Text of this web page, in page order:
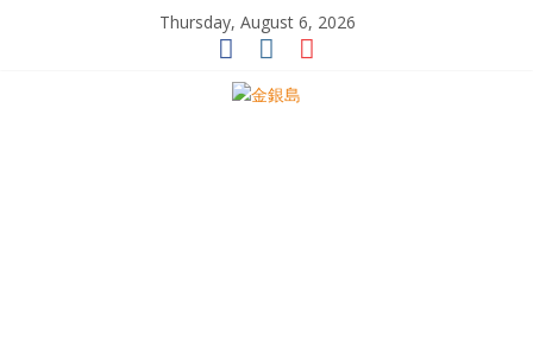
Thursday, August 6, 2026